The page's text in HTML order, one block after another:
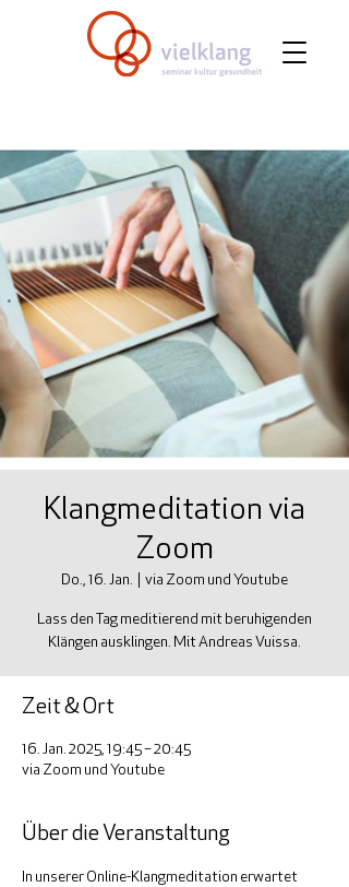
Klangmeditation via
Zoom
Do., 16. Jan. via Zoom und Youtube
Lass den Tag meditierend mit beruhigenden
Klängen ausklingen. Mit Andreas Vuissa.
Zeit & Ort
16. Jan. 2025, 19:45 – 20:45
via Zoom und Youtube
Über die Veranstaltung
In unserer Online-Klangmeditation erwartet